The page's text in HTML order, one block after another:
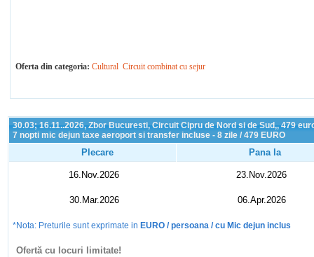
Oferta din categoria: Cultural Circuit combinat cu sejur
30.03; 16.11..2026, Zbor Bucuresti, Circuit Cipru de Nord si de Sud,, 479
7 nopti mic dejun taxe aeroport si transfer incluse - 8 zile / 479 EURO
Plecare Pana la
16.Nov.2026 23.Nov.2026
30.Mar.2026 06.Apr.2026
*Nota: Preturile sunt exprimate in EURO / persoana / cu Mic dejun inclus
Ofertă cu locuri limitate!